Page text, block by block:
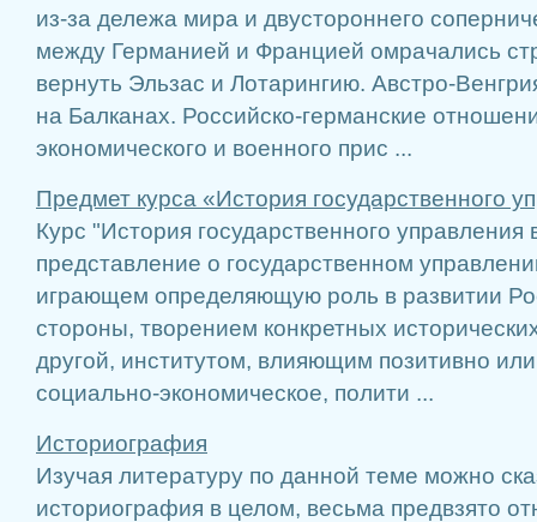
из-за дележа мира и двустороннего
между Германией и Францией омрачались
вернуть Эльзас и Лотарингию. Австро-
на Балканах. Российско-германские
экономического и военного прис ...
Предмет курса «История государственного
Курс "История государственного управления
представление о государственном
играющем определяющую роль в развитии
стороны, творением конкретных
другой, институтом, влияющим позитивно
социально-экономическое, полити ...
Историография
Изучая литературу по данной теме можно
историография в целом, весьма предвзято